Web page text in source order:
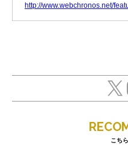
http://www.webchronos.net/
こち